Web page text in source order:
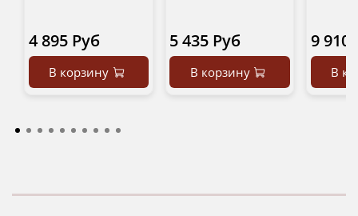
4 895 Руб
В корзину
5 435 Руб
В корзину
9 910
В